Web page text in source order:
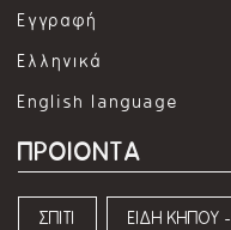
Εγγραφή
Ελληνικά
English language
ΠΡΟΙΟΝΤΑ
ΣΠΙΤΙ ΕΙΔΗ ΚΗΠΟΥ